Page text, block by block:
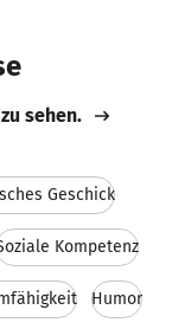
sehen.
Geschick
Kompetenz
Humor